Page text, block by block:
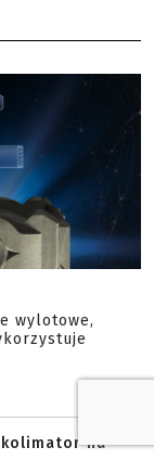
wylotowe,
na